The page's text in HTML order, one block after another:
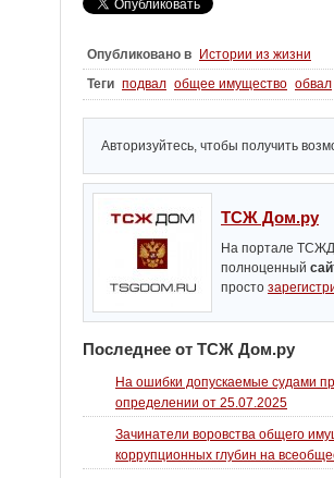
Опубликовано в
Истории из жизни
Теги подвал общее имущество обвал
Авторизуйтесь, чтобы получить
ТСЖ Дом.ру
На портале
полноценный
просто
Последнее от ТСЖ Дом.ру
На ошибки допускаемые судами
определении от 25.07.2025
Зачинатели воровства общего
коррупционных глубин на